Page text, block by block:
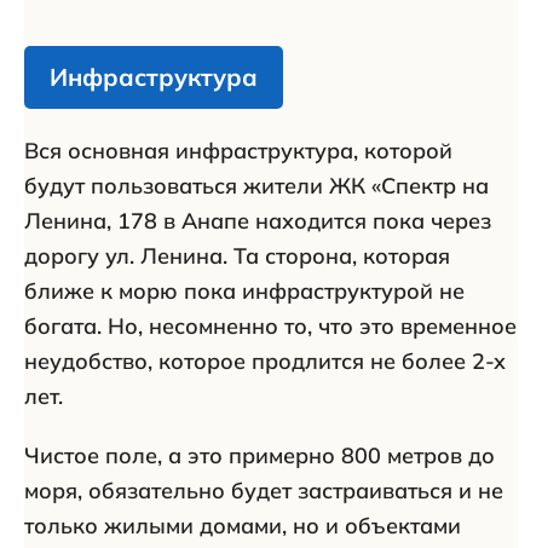
Инфраструктура
Вся основная инфраструктура, которой
будут пользоваться жители ЖК «Спектр на
Ленина, 178 в Анапе находится пока через
дорогу ул. Ленина. Та сторона, которая
ближе к морю пока инфраструктурой не
богата. Но, несомненно то, что это временное
неудобство, которое продлится не более 2-х
лет.
Чистое поле, а это примерно 800 метров до
моря, обязательно будет застраиваться и не
только жилыми домами, но и объектами